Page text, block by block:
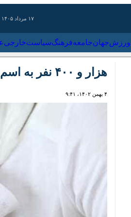
ورزش جهان جامعه فرهنگ
هزار و ۴۰۰ نفر به اسم علی در سیستان و بلوچستان نامگذاری شدند